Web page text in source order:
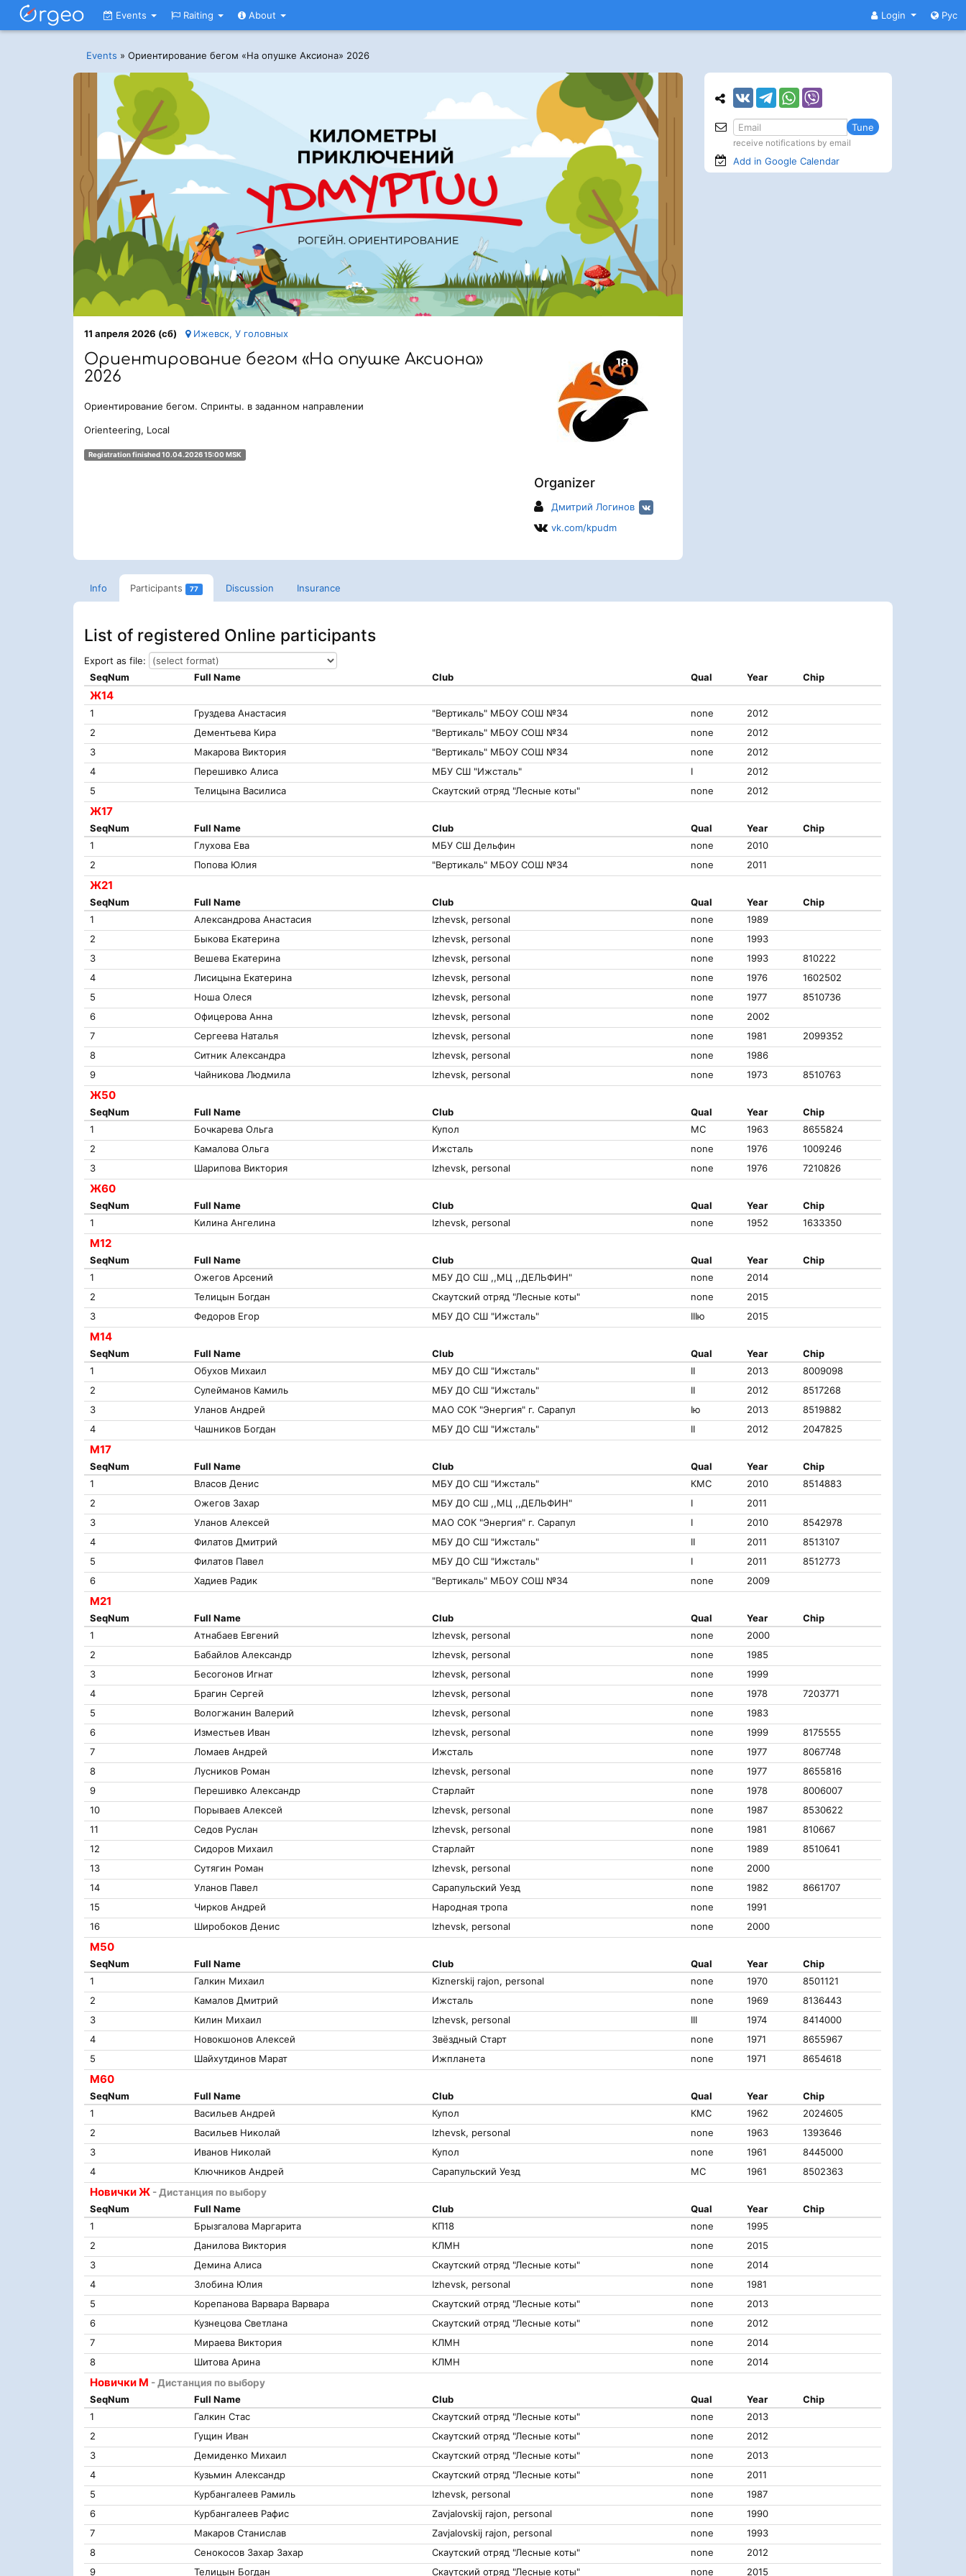
Login Рус
Events Raiting About
Events » Ориентирование бегом «На опушке Аксиона» 2026
Organizer
Дмитрий Логинов
vk.com/kpudm
11 апреля 2026 (сб) Ижевск, У головных
Ориентирование бегом «На опушке Аксиона»
2026
Ориентирование бегом. Спринты. в заданном направлении
Orienteering, Local
Registration finished 10.04.2026 15:00 MSK
Info Participants 77 Discussion Insurance
List of registered Online participants
Export as file:
Ж14
SeqNum Full Name Club Qual Year Chip
1 Груздева Анастасия "Вертикаль" МБОУ СОШ №34 none
2012
2
Дементьева Кира "Вертикаль" МБОУ СОШ №34 none
2012
3
Макарова Виктория "Вертикаль" МБОУ СОШ №34 none
2012
4
Перешивко Алиса МБУ СШ "Ижсталь" I
2012
5
Телицына Василиса Скаутский отряд "Лесные коты" none 2012
Ж17
SeqNum Full Name Club Qual Year
Chip
1
Глухова Ева МБУ СШ Дельфин none
2010
2
Попова Юлия "Вертикаль" МБОУ СОШ №34 none 2011
Ж21
SeqNum Full Name Club Qual Year
Chip
1
Александрова Анастасия Izhevsk, personal none
1989
2
Быкова Екатерина Izhevsk, personal none
1993
3
Вешева Екатерина Izhevsk, personal none 1993
810222
4
Лисицына Екатерина Izhevsk, personal none 1976
1602502
5
Ноша Олеся Izhevsk, personal none 1977
8510736
6
Офицерова Анна Izhevsk, personal none
2002
7
Сергеева Наталья Izhevsk, personal none 1981
2099352
8
Ситник Александра Izhevsk, personal none
1986
9
Чайникова Людмила Izhevsk, personal none 1973 8510763
Ж50
SeqNum Full Name Club Qual Year
Chip
1
Бочкарева Ольга Купол МС 1963
8655824
2
Камалова Ольга Ижсталь none 1976
1009246
3
Шарипова Виктория Izhevsk, personal none 1976 7210826
Ж60
SeqNum Full Name Club Qual Year
Chip
1
Килина Ангелина Izhevsk, personal none 1952 1633350
М12
SeqNum Full Name Club Qual Year
Chip
1
Ожегов Арсений МБУ ДО СШ ,,МЦ ,,ДЕЛЬФИН" none
2014
2
Телицын Богдан Скаутский отряд "Лесные коты" none
2015
3
Федоров Егор МБУ ДО СШ "Ижсталь" IIIю 2015
М14
SeqNum Full Name Club Qual Year
Chip
1
Обухов Михаил МБУ ДО СШ "Ижсталь" II 2013
8009098
2
Сулейманов Камиль МБУ ДО СШ "Ижсталь" II 2012
8517268
3
Уланов Андрей МАО СОК "Энергия" г. Сарапул Iю 2013
8519882
4
Чашников Богдан МБУ ДО СШ "Ижсталь" II 2012 2047825
М17
SeqNum Full Name Club Qual Year
Chip
1
Власов Денис МБУ ДО СШ "Ижсталь" КМС 2010
8514883
2
Ожегов Захар МБУ ДО СШ ,,МЦ ,,ДЕЛЬФИН" I
2011
3
Уланов Алексей МАО СОК "Энергия" г. Сарапул I 2010
8542978
4
Филатов Дмитрий МБУ ДО СШ "Ижсталь" II 2011
8513107
5
Филатов Павел МБУ ДО СШ "Ижсталь" I 2011
8512773
6
Хадиев Радик "Вертикаль" МБОУ СОШ №34 none 2009
М21
SeqNum Full Name Club Qual Year
Chip
1
Атнабаев Евгений Izhevsk, personal none
2000
2
Бабайлов Александр Izhevsk, personal none
1985
3
Бесогонов Игнат Izhevsk, personal none
1999
4
Брагин Сергей Izhevsk, personal none 1978
7203771
5
Вологжанин Валерий Izhevsk, personal none
1983
6
Изместьев Иван Izhevsk, personal none 1999
8175555
7
Ломаев Андрей Ижсталь none 1977
8067748
8
Лусников Роман Izhevsk, personal none 1977
8655816
9
Перешивко Александр Старлайт none 1978
8006007
10
Порываев Алексей Izhevsk, personal none 1987
8530622
11
Седов Руслан Izhevsk, personal none 1981
810667
12
Сидоров Михаил Старлайт none 1989
8510641
13
Сутягин Роман Izhevsk, personal none
2000
14
Уланов Павел Сарапульский Уезд none 1982
8661707
15
Чирков Андрей Народная тропа none
1991
16
Широбоков Денис Izhevsk, personal none 2000
М50
SeqNum Full Name Club Qual Year
Chip
1
Галкин Михаил Kiznerskij rajon, personal none 1970
8501121
2
Камалов Дмитрий Ижсталь none 1969
8136443
3
Килин Михаил Izhevsk, personal III 1974
8414000
4
Новокшонов Алексей Звёздный Старт none 1971
8655967
5
Шайхутдинов Марат Ижпланета none 1971 8654618
М60
SeqNum Full Name Club Qual Year
Chip
1
Васильев Андрей Купол КМС 1962
2024605
2
Васильев Николай Izhevsk, personal none 1963
1393646
3
Иванов Николай Купол none 1961
8445000
4
Ключников Андрей Сарапульский Уезд МС 1961 8502363
Новички Ж - Дистанция по выбору
SeqNum
Full Name Club Qual Year
Chip
1
Брызгалова Маргарита КП18 none
1995
2
Данилова Виктория КЛМН none
2015
3
Демина Алиса Скаутский отряд "Лесные коты" none
2014
4
Злобина Юлия Izhevsk, personal none
1981
5
Корепанова Варвара Варвара Скаутский отряд "Лесные коты" none
2013
6
Кузнецова Светлана Скаутский отряд "Лесные коты" none
2012
7
Мираева Виктория КЛМН none
2014
8
Шитова Арина КЛМН none 2014
Новички М - Дистанция по выбору
SeqNum
Full Name Club Qual Year
Chip
1
Галкин Стас Скаутский отряд "Лесные коты" none
2013
2
Гущин Иван Скаутский отряд "Лесные коты" none
2012
3
Демиденко Михаил Скаутский отряд "Лесные коты" none
2013
4
Кузьмин Александр Скаутский отряд "Лесные коты" none
2011
5
Курбангалеев Рамиль Izhevsk, personal none
1987
6
Курбангалеев Рафис Zavjalovskij rajon, personal none
1990
7
Макаров Станислав Zavjalovskij rajon, personal none
1993
8
Сенокосов Захар Захар Скаутский отряд "Лесные коты" none
2012
9
Телицын Богдан Скаутский отряд "Лесные коты" none 2015
Tune
receive notifications by email
Add in Google Calendar